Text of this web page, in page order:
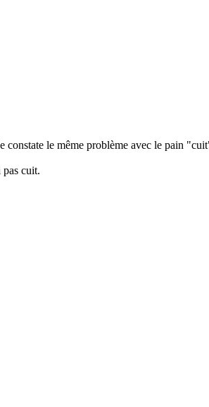
le même problème avec le pain
pas cuit.